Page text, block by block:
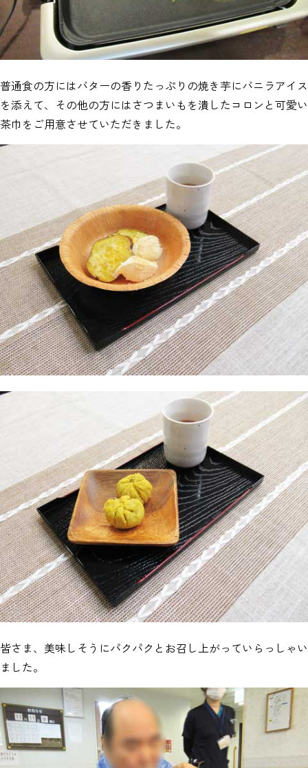
普通食の方にはバターの香りたっぷりの焼き芋にバニラアイス
を添えて、その他の方にはさつまいもを潰したコロンと可愛い
茶巾をご用意させていただきました。
皆さま、美味しそうにパクパクとお召し上がっていらっしゃい
ました。